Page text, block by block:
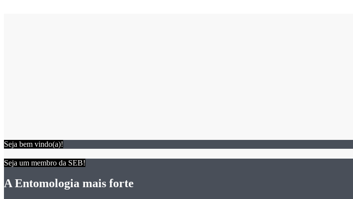
Seja bem vindo(a)!
Seja um membro da SEB!
A Entomologia mais forte